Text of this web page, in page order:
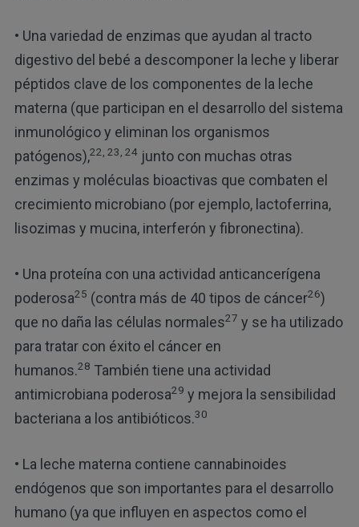
• Una variedad de enzimas que ayudan al tracto
digestivo del bebé a descomponer la leche y liberar
péptidos clave de los componentes de la leche
materna (que participan en el desarrollo del sistema
inmunológico y eliminan los organismos
patógenos),22, 23, 24junto con muchas otras
enzimas y moléculas bioactivas que combaten el
crecimiento microbiano (por ejemplo, lactoferrina,
lisozimas y mucina, interferón y fibronectina).
• Una proteína con una actividad anticancerígena
poderosa25 (contra más de 40 tipos de cáncer26)
que no daña las células normales27 y se ha utilizado
para tratar con éxito el cáncer en
humanos.28 También tiene una actividad
antimicrobiana poderosa29 y mejora la sensibilidad
bacteriana a los antibióticos.30
• La leche materna contiene cannabinoides
endógenos que son importantes para el desarrollo
humano (ya que influyen en aspectos como el